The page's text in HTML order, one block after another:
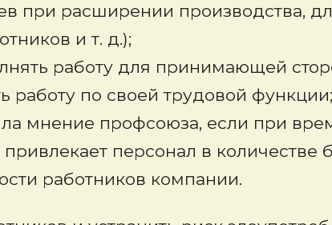
при расширении производства,
и т. д.);
работу для принимающей
работу по своей трудовой функции;
мнение профсоюза, если при
персонал в количестве
работников компании.